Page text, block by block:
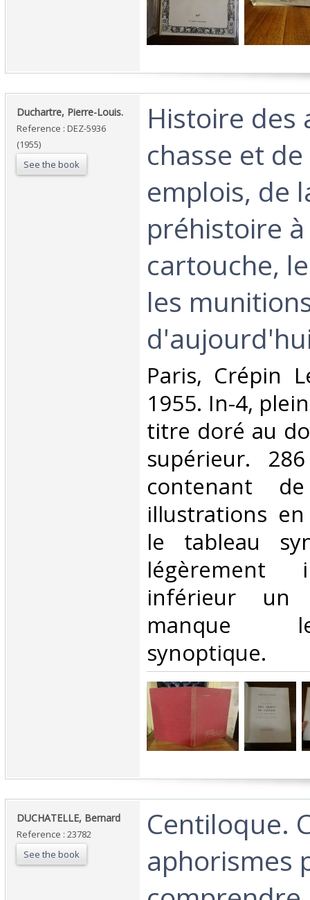
‎Duchartre, Pierre-Louis. ‎
Reference : DEZ-5936
(1955)
See the book
‎Histoire des
chasse et
emplois, de
préhistoire
cartouche,
les
‎Paris, Crépin
1955. In-4,
titre doré au
supérieur.
contenant
illustrations
le tableau
légèrement
inférieur un
manque
synoptique. ‎
‎DUCHATELLE, Bernard‎
Reference : 23782
See the book
‎Centiloque.
aphorismes